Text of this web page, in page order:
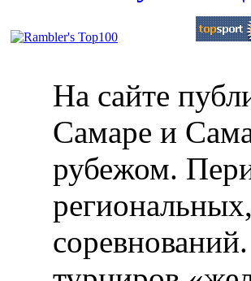
На сайте
Самаре и
рубежом.